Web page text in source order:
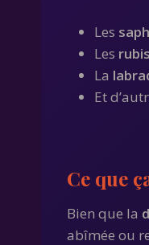
Les
Les rubis
La
Et
Ce que
Bien que la
abîmée ou